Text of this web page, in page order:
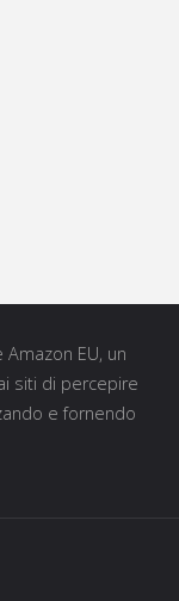
EU, un
siti di percepire
e fornendo